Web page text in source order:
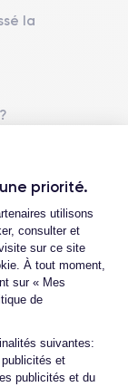
priorité.
utilisons
consulter et
sur ce site
À tout moment,
sur « Mes
de
suivantes:
publicités et
publicités et du
ce smartphone,
12 Pro.
la
?
?
Carte